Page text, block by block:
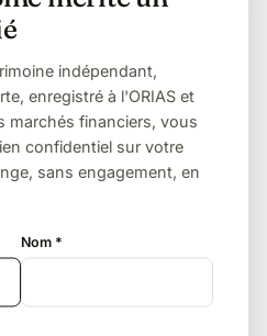
décisif
à un neveu par
confiscatoire. L'assurance
puis 20 % pour les
change radicalement
une division par cinq de
indépendant,
enregistré à l'ORIAS et
marchés financiers, vous
confidentiel sur votre
sans engagement, en
Nom *